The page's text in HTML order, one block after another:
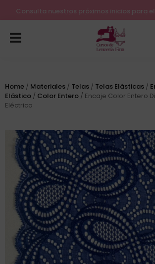
Consulta nuestros próximos inicios para
Lleva tu costura a otro nivel
Home / Materiales / Telas / Telas Elásticas /
Elástico / Color Entero / Encaje Color Entero
Eléctrico